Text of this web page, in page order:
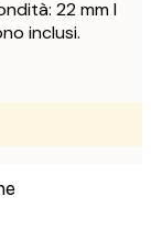
22 mm I
inclusi.